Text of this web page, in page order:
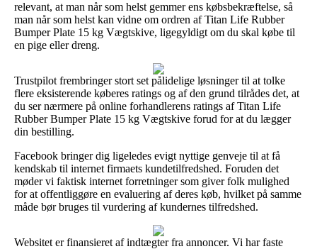
relevant, at man når som helst gemmer ens købsbekræftelse, så
man når som helst kan vidne om ordren af Titan Life Rubber
Bumper Plate 15 kg Vægtskive, ligegyldigt om du skal købe til
en pige eller dreng.
Trustpilot frembringer stort set pålidelige løsninger til at tolke
flere eksisterende køberes ratings og af den grund tilrådes det, at
du ser nærmere på online forhandlerens ratings af Titan Life
Rubber Bumper Plate 15 kg Vægtskive forud for at du lægger
din bestilling.
Facebook bringer dig ligeledes evigt nyttige genveje til at få
kendskab til internet firmaets kundetilfredshed. Foruden det
møder vi faktisk internet forretninger som giver folk mulighed
for at offentliggøre en evaluering af deres køb, hvilket på samme
måde bør bruges til vurdering af kundernes tilfredshed.
Websitet er finansieret af indtægter fra annoncer. Vi har faste